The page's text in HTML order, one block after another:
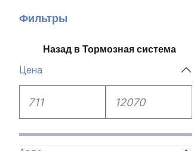
Фильтры
Назад в Тормозная система
Цена